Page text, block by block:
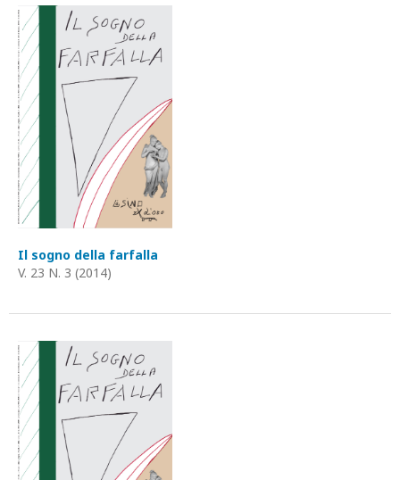
Il sogno della farfalla
V. 23 N. 3 (2014)